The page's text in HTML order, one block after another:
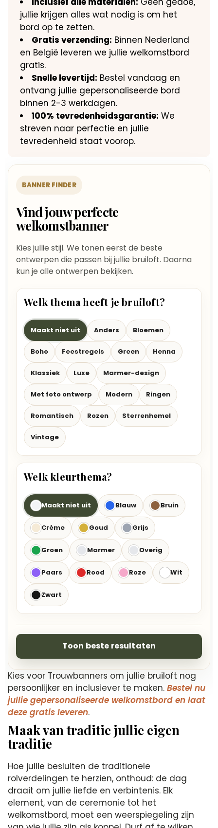
jullie krijgen alles wat nodig is om het
bord op te zetten.
Gratis verzending: Binnen Nederland
en België leveren we jullie welkomstbord
gratis.
Snelle levertijd: Bestel vandaag en
ontvang jullie gepersonaliseerde bord
binnen 2-3 werkdagen.
100% tevredenheidsgarantie: We
streven naar perfectie en jullie
tevredenheid staat voorop.
BANNER FINDER
Vind jouw perfecte
welkomstbanner
Kies jullie stijl. We tonen eerst de beste
ontwerpen die passen bij jullie bruiloft. Daarna
kun je alle ontwerpen bekijken.
Welk thema heeft je bruiloft?
Maakt niet uit Anders Bloemen
Boho Feestregels Green Henna
Klassiek Luxe Marmer-design
Met foto ontwerp Modern Ringen
Romantisch Rozen Sterrenhemel
Vintage
Welk kleurthema?
Maakt niet uit Blauw Bruin
Crème Goud Grijs
Groen Marmer Overig
Paars Rood Roze Wit
Zwart
Toon beste resultaten
Kies voor Trouwbanners om jullie bruiloft nog
persoonlijker en inclusiever te maken.Bestel nu
jullie gepersonaliseerde welkomstbord en laat
deze gratis leveren.
Maak van traditie jullie eigen
traditie
Hoe jullie besluiten de traditionele
rolverdelingen te herzien, onthoud: de dag
draait om jullie liefde en verbintenis. Elk
element, van de ceremonie tot het
welkomstbord, moet een weerspiegeling zijn